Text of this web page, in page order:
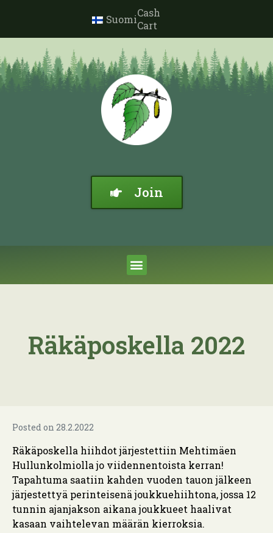
SuomiCash
Cart
Join
Räkäposkella 2022
Posted on 28.2.2022
Räkäposkella hiihdot järjestettiin Mehtimäen
Hullunkolmiolla jo viidennentoista kerran!
Tapahtuma saatiin kahden vuoden tauon jälkeen
järjestettyä perinteisenä joukkuehiihtona, jossa 12
tunnin ajanjakson aikana joukkueet haalivat
kasaan vaihtelevan määrän kierroksia.